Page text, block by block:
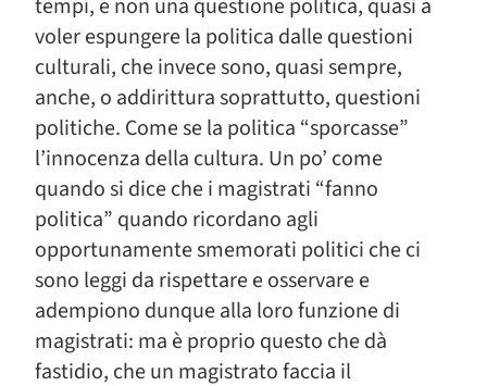
tempi, e non una questione politica, quasi a
voler espungere la politica dalle questioni
culturali, che invece sono, quasi sempre,
anche, o addirittura soprattutto, questioni
politiche. Come se la politica “sporcasse”
l’innocenza della cultura. Un po’ come
quando si dice che i magistrati “fanno
politica” quando ricordano agli
opportunamente smemorati politici che ci
sono leggi da rispettare e osservare e
adempiono dunque alla loro funzione di
magistrati: ma è proprio questo che dà
fastidio, che un magistrato faccia il